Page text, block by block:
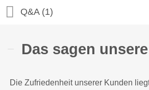
Q&A (1)
Das sagen
Die Zufriedenheit unserer Kunden